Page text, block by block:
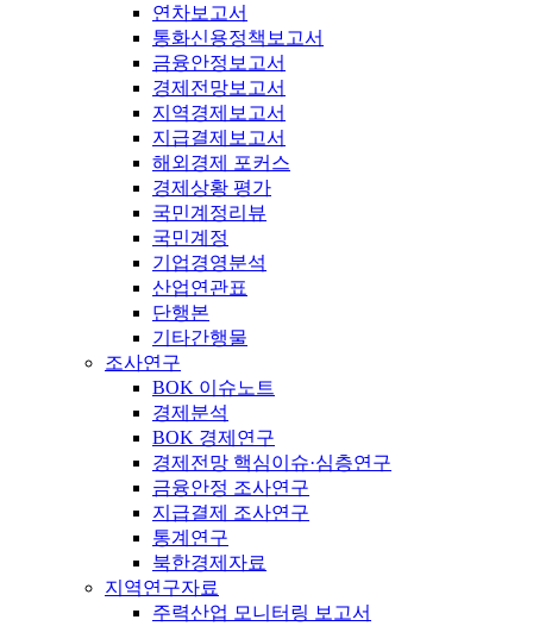
연차보고서
통화신용정책보고서
금융안정보고서
경제전망보고서
지역경제보고서
지급결제보고서
해외경제 포커스
경제상황 평가
국민계정리뷰
국민계정
기업경영분석
산업연관표
단행본
기타간행물
조사연구
BOK 이슈노트
경제분석
BOK 경제연구
경제전망 핵심이슈·심층연구
금융안정 조사연구
지급결제 조사연구
통계연구
북한경제자료
지역연구자료
주력산업 모니터링 보고서